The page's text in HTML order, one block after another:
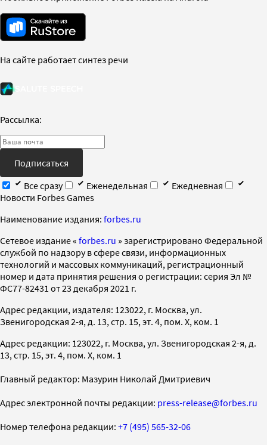
На сайте работает синтез речи
Рассылка:
Подписаться
Все сразу
Еженедельная
Ежедневная
Новости Forbes Games
Наименование издания: forbes.ru
Cетевое издание « forbes.ru » зарегистрировано Федеральной
службой по надзору в сфере связи, информационных
технологий и массовых коммуникаций, регистрационный
номер и дата принятия решения о регистрации: серия Эл №
ФС77-82431 от 23 декабря 2021 г.
Адрес редакции, издателя: 123022, г. Москва, ул.
Звенигородская 2-я, д. 13, стр. 15, эт. 4, пом. X, ком. 1
Адрес редакции: 123022, г. Москва, ул. Звенигородская 2-я, д.
13, стр. 15, эт. 4, пом. X, ком. 1
Главный редактор: Мазурин Николай Дмитриевич
Адрес электронной почты редакции: press-release@forbes.ru
Номер телефона редакции: +7 (495) 565-32-06